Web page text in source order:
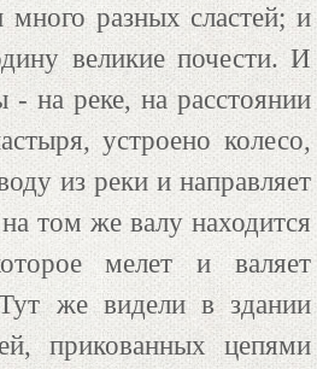
много разных сластей; и
великие почести. И
на реке, на расстоянии
устроено колесо,
из реки и направляет
том же валу находится
мелет и валяет
же видели в здании
прикованных цепями